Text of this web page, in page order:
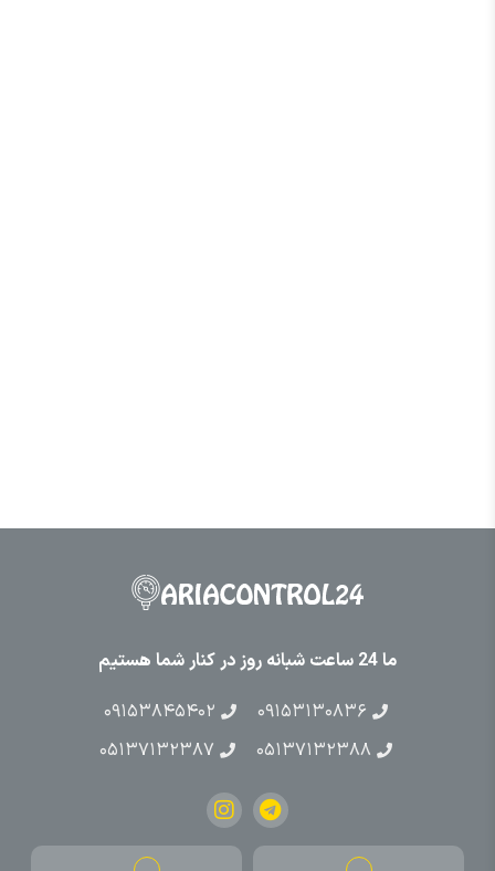
ما 24 ساعت شبانه روز در کنار شما هستیم
۰۹۱۵۳۱۳۰۸۳۶
۰۹۱۵۳۸۴۵۴۰۲
۰۵۱۳۷۱۳۲۳۸۸
۰۵۱۳۷۱۳۲۳۸۷